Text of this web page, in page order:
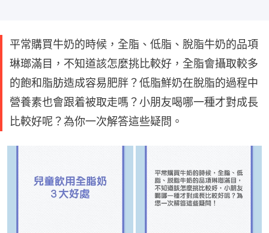
平常購買牛奶的時候，全脂、低脂、脫脂牛奶的品項
琳瑯滿目，不知道該怎麼挑比較好，全脂會攝取較多
的飽和脂肪造成容易肥胖？低脂鮮奶在脫脂的過程中
營養素也會跟着被取走嗎？小朋友喝哪一種才對成長
比較好呢？為你一次解答這些疑問。